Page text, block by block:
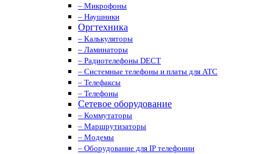
– Микрофоны
– Наушники
Оргтехника
– Калькуляторы
– Ламинаторы
– Радиотелефоны DECT
– Системные телефоны и платы для АТС
– Телефаксы
– Телефоны
Сетевое оборудование
– Коммутаторы
– Маршрутизаторы
– Модемы
– Оборудование для IP телефонии